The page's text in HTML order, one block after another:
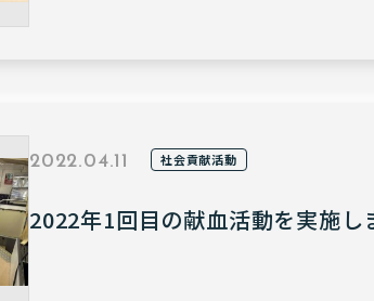
2022.04.11 社会貢献活動
2022年1回目の献血活動を実施し